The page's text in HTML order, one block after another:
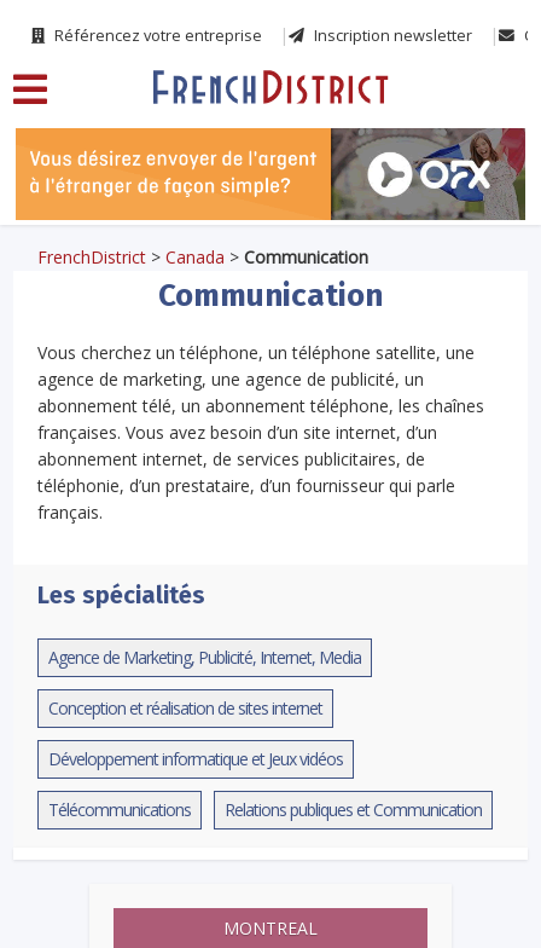
Référencez votre entreprise Inscription newsletter
FrenchDistrict >Canada >Communication
Communication
Vous cherchez un téléphone, un téléphone satellite, une
agence de marketing, une agence de publicité, un
abonnement télé, un abonnement téléphone, les chaînes
françaises. Vous avez besoin d’un site internet, d’un
abonnement internet, de services publicitaires, de
téléphonie, d’un prestataire, d’un fournisseur qui parle
français.
Les spécialités
Agence de Marketing, Publicité, Internet, Media
Conception et réalisation de sites internet
Développement informatique et Jeux vidéos
Télécommunications Relations publiques et Communication
MONTREAL